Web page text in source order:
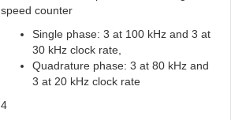
speed counter
Single phase: 3 at 100 kHz and 3 at
30 kHz clock rate,
Quadrature phase: 3 at 80 kHz and
3 at 20 kHz clock rate
4